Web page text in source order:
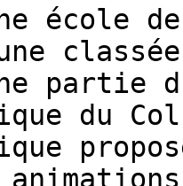
école
partie
du